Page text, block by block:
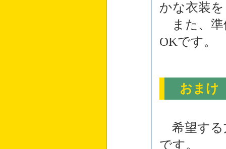
かな衣装
また、準
OKです。
おまけ
希望する
です。